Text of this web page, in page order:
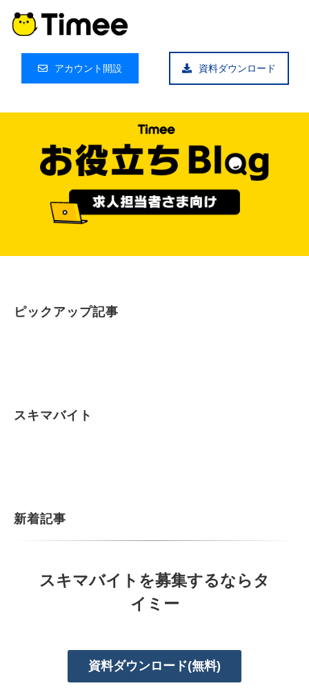
アカウント開設 資料ダウンロード
ピックアップ記事
スキマバイト
新着記事
スキマバイトを募集するならタ
イミー
資料ダウンロード(無料)